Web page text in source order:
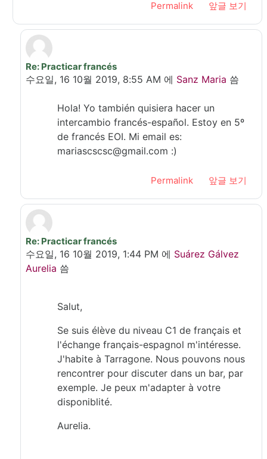
Permalink 앞글 보기
In reply to Oumoussa Mira
Re: Practicar francés
수요일, 16 10월 2019, 8:55 AM 에 Sanz Maria 씀
Hola! Yo también quisiera hacer un
intercambio francés-español. Estoy en 5º
de francés EOI. Mi email es:
mariascscsc@gmail.com :)
Permalink 앞글 보기
In reply to Oumoussa Mira
Re: Practicar francés
수요일, 16 10월 2019, 1:44 PM 에 Suárez Gálvez
Aurelia 씀
Salut,
Se suis élève du niveau C1 de français et
l'échange français-espagnol m'intéresse.
J'habite à Tarragone. Nous pouvons nous
rencontrer pour discuter dans un bar, par
exemple. Je peux m'adapter à votre
disponiblité.
Aurelia.